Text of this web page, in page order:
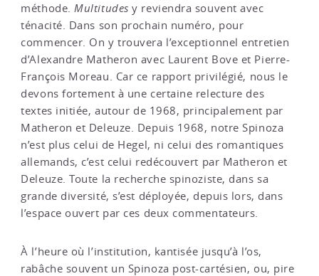
méthode.Multitudesy reviendra souvent avec
ténacité. Dans son prochain numéro, pour
commencer. On y trouvera l’exceptionnel entretien
d’Alexandre Matheron avec Laurent Bove et Pierre-
François Moreau. Car ce rapport privilégié, nous le
devons fortement à une certaine relecture des
textes initiée, autour de 1968, principalement par
Matheron et Deleuze. Depuis 1968, notre Spinoza
n’est plus celui de Hegel, ni celui des romantiques
allemands, c’est celui redécouvert par Matheron et
Deleuze. Toute la recherche spinoziste, dans sa
grande diversité, s’est déployée, depuis lors, dans
l’espace ouvert par ces deux commentateurs.
À l’heure où l’institution, kantisée jusqu’à l’os,
rabâche souvent un Spinoza post-cartésien, ou, pire